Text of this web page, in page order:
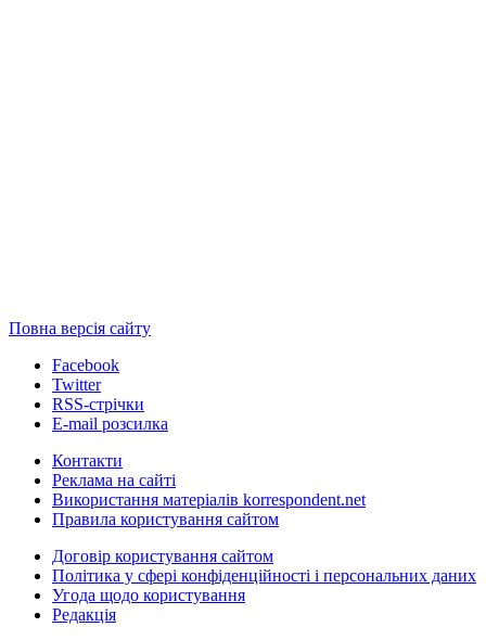
Повна версія сайту
Facebook
Twitter
RSS-стрічки
E-mail розсилка
Контакти
Реклама на сайті
Використання матеріалів korrespondent.net
Правила користування сайтом
Договір користування сайтом
Політика у сфері конфіденційності і персональних даних
Угода щодо користування
Редакція